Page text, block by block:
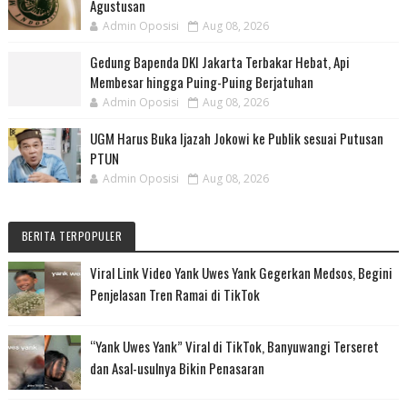
Agustusan
Admin Oposisi Aug 08, 2026
Gedung Bapenda DKI Jakarta Terbakar Hebat, Api
Membesar hingga Puing-Puing Berjatuhan
Admin Oposisi Aug 08, 2026
UGM Harus Buka Ijazah Jokowi ke Publik sesuai Putusan
PTUN
Admin Oposisi Aug 08, 2026
BERITA TERPOPULER
Viral Link Video Yank Uwes Yank Gegerkan Medsos, Begini
Penjelasan Tren Ramai di TikTok
“Yank Uwes Yank” Viral di TikTok, Banyuwangi Terseret
dan Asal-usulnya Bikin Penasaran